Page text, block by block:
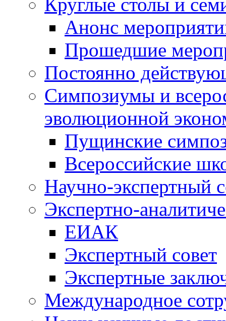
Анонс
Прошедшие
Постоянно
Симпозиумы и
эволюционной
Пущинские
Всероссийские
Научно-экспертный
Экспертно-
ЕИАК
Экспертный совет
Экспертные
Международное